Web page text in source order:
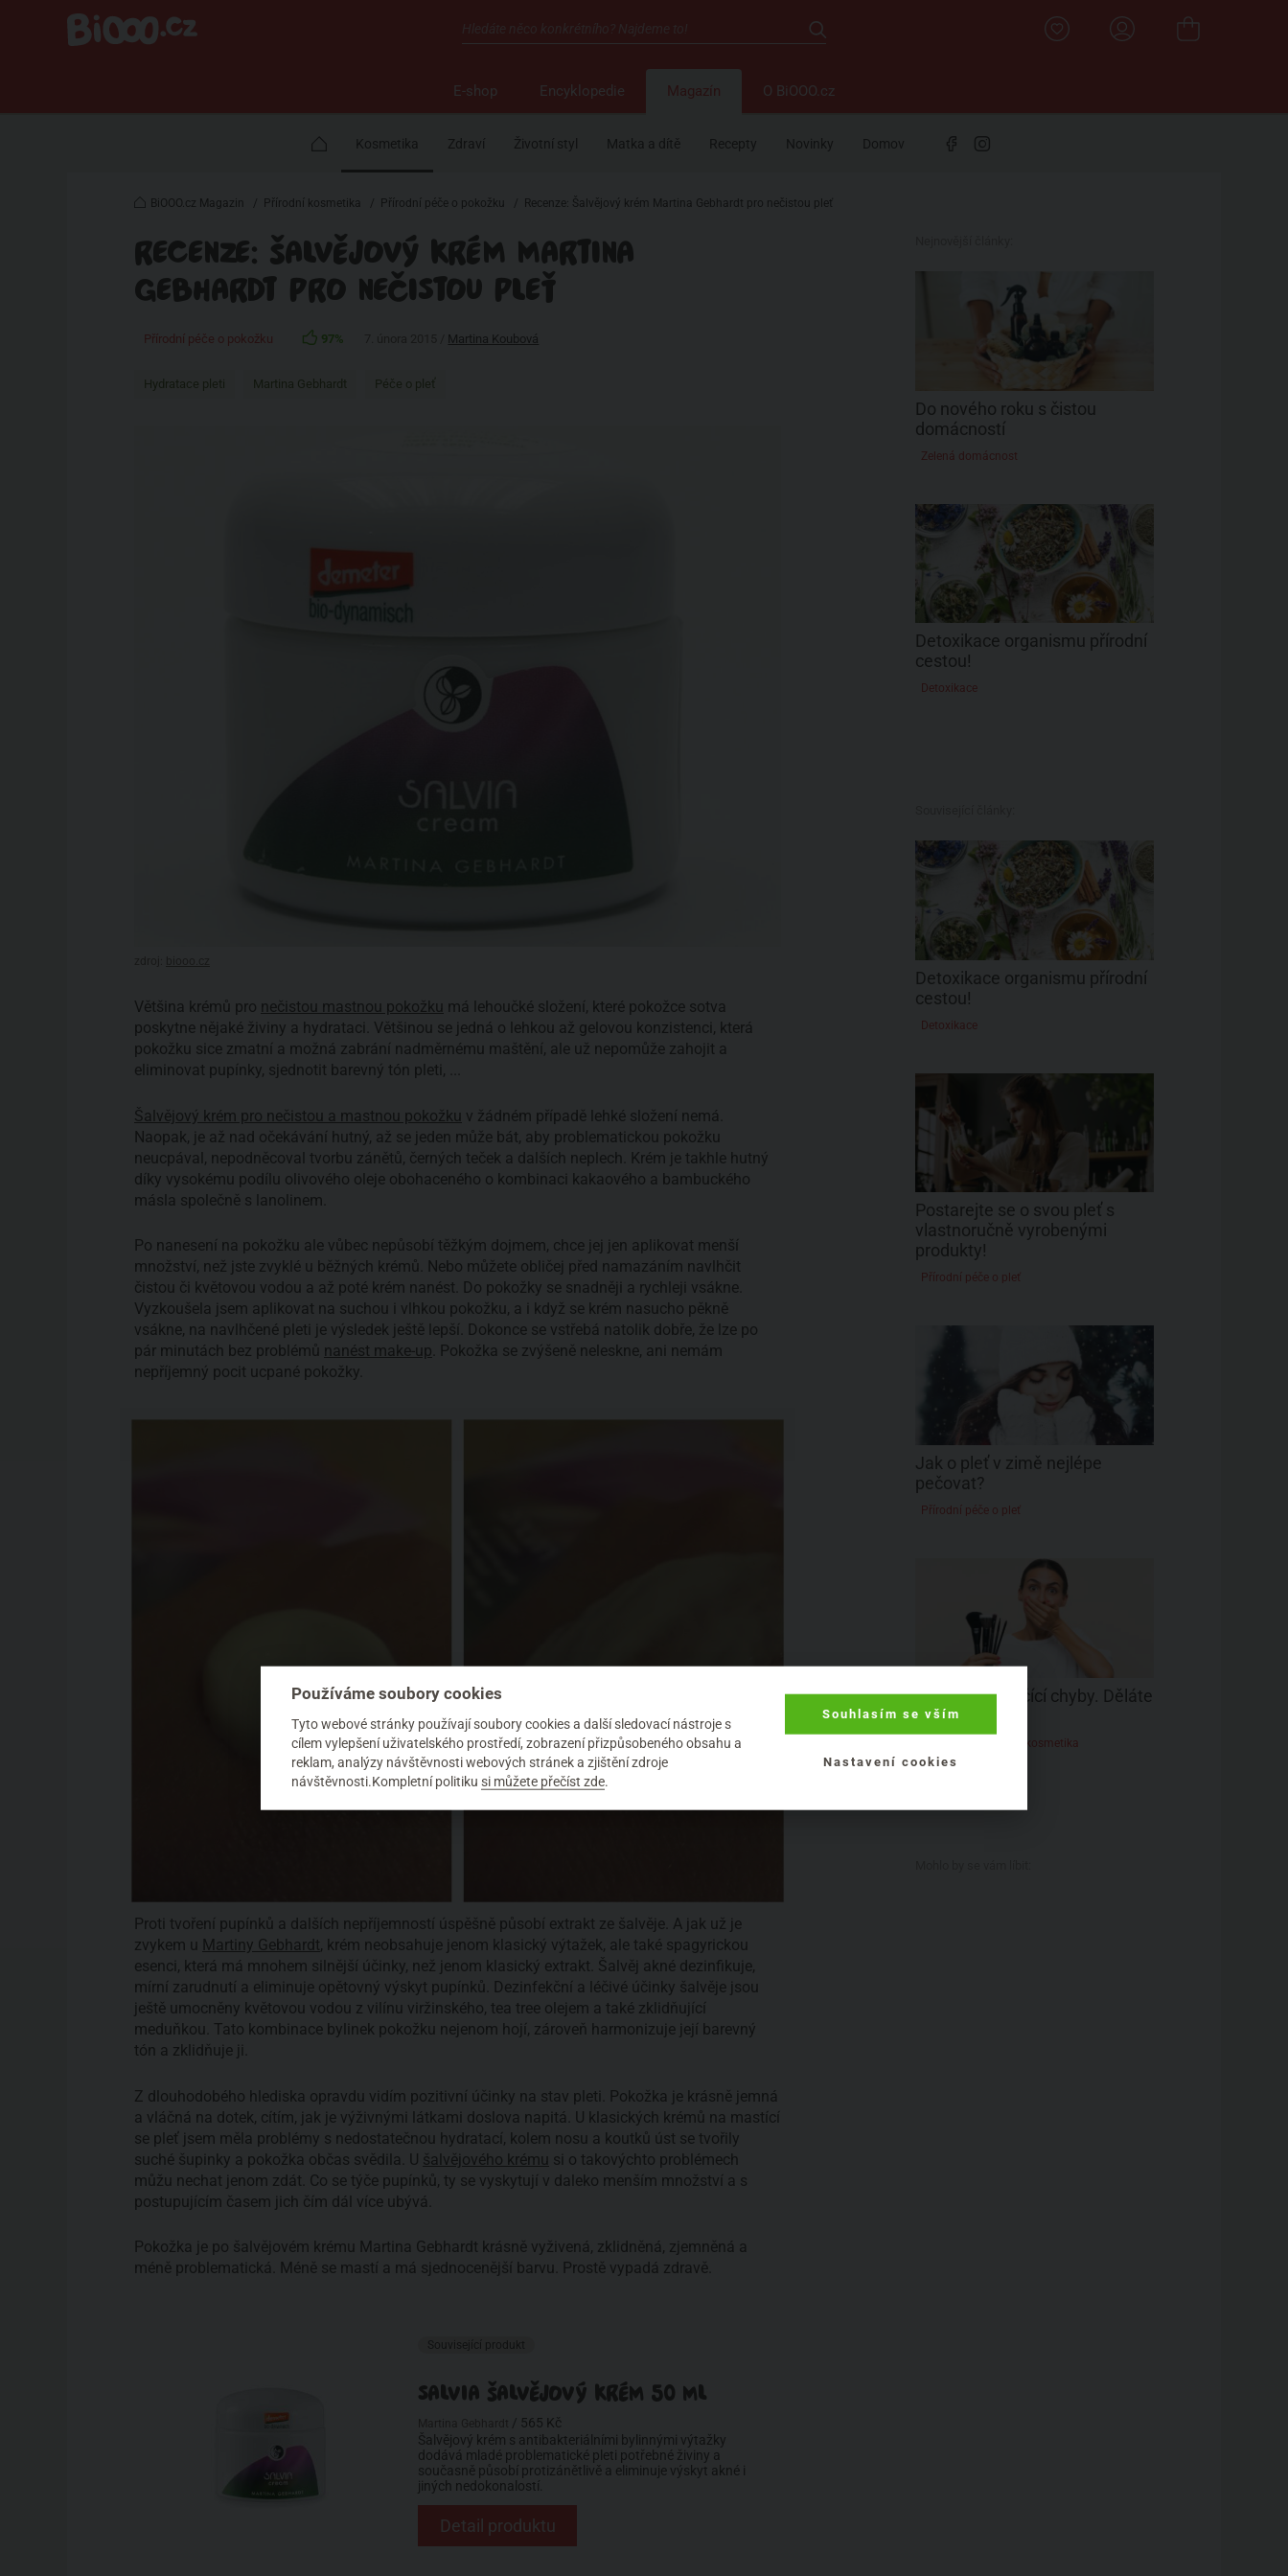
E-shop Encyklopedie Magazín O BiOOO.cz
Kosmetika Zdraví Životní styl Matka a dítě Recepty Novinky Domov
BiOOO.cz Magazin / Přírodní kosmetika / Přírodní péče o pokožku / Recenze: Šalvějový krém Martina Gebhardt pro nečistou pleť
RECENZE: ŠALVĚJOVÝ KRÉM MARTINA
GEBHARDT PRO NEČISTOU PLEŤ
Přírodní péče o pokožku 97% Martina Koubová
Hydratace pleti Martina Gebhardt Péče o pleť
Většina krémů pro nečistou mastnou pokožku má lehoučké složení, které pokožce sotva
poskytne nějaké živiny a hydrataci. Většinou se jedná o lehkou až gelovou konzistenci, která
pokožku sice zmatní a možná zabrání nadměrnému maštění, ale už nepomůže zahojit a
eliminovat pupínky, sjednotit barevný tón pleti, ...
Šalvějový krém pro nečistou a mastnou pokožku v žádném případě lehké složení nemá.
Naopak, je až nad očekávání hutný, až se jeden může bát, aby problematickou pokožku
neucpával, nepodněcoval tvorbu zánětů, černých teček a dalších neplech. Krém je takhle hutný
díky vysokému podílu olivového oleje obohaceného o kombinaci kakaového a bambuckého
másla společně s lanolinem.
Po nanesení na pokožku ale vůbec nepůsobí těžkým dojmem, chce jej jen aplikovat menší
množství, než jste zvyklé u běžných krémů. Nebo můžete obličej před namazáním navlhčit
čistou či květovou vodou a až poté krém nanést. Do pokožky se snadněji a rychleji vsákne.
Vyzkoušela jsem aplikovat na suchou i vlhkou pokožku, a i když se krém nasucho pěkně
vsákne, na navlhčené pleti je výsledek ještě lepší. Dokonce se vstřebá natolik dobře, že lze po
pár minutách bez problémů nanést make-up . Pokožka se zvýšeně neleskne, ani nemám
nepříjemný pocit ucpané pokožky.
Proti tvoření pupínků a dalších nepříjemností úspěšně působí extrakt ze šalvěje. A jak už je
zvykem u Martiny Gebhardt, krém neobsahuje jenom klasický výtažek, ale také spagyrickou
esenci, která má mnohem silnější účinky, než jenom klasický extrakt. Šalvěj akné dezinfikuje,
mírní zarudnutí a eliminuje opětovný výskyt pupínků. Dezinfekční a léčivé účinky šalvěje jsou
ještě umocněny květovou vodou z vilínu viržinského, tea tree olejem a také zklidňující
meduňkou. Tato kombinace bylinek pokožku nejenom hojí, zároveň harmonizuje její barevný
tón a zklidňuje ji.
Z dlouhodobého hlediska opravdu vidím pozitivní účinky na stav pleti. Pokožka je krásně jemná
a vláčná na dotek, cítím, jak je výživnými látkami doslova napitá. U klasických krémů na mastící
se pleť jsem měla problémy s nedostatečnou hydratací, kolem nosu a koutků úst se tvořily
suché šupinky a pokožka občas svědila. U šalvějového krému si o takovýchto problémech
můžu nechat jenom zdát. Co se týče pupínků, ty se vyskytují v daleko menším množství a s
postupujícím časem jich čím dál více ubývá.
Pokožka je po šalvějovém krému Martina Gebhardt krásně vyživená, zklidněná, zjemněná a
méně problematická. Méně se mastí a má sjednocenější barvu. Prostě vypadá zdravě.
SALVIA ŠALVĚJOVÝ KRÉM 50 ML
/ 565 Kč
Šalvějový krém s antibakteriálními bylinnými výtažky
dodává mladé problematické pleti potřebné živiny a
současně působí protizánětlivě a eliminuje výskyt akné i
jiných nedokonalostí.
Detail produktu
Do nového roku s čistou
domácností
Zelená domácnost
Detoxikace organismu přírodní
cestou!
Detoxikace
Detoxikace organismu přírodní
cestou!
Detoxikace
Postarejte se o svou pleť s
vlastnoručně vyrobenými
produkty!
Přírodní péče o pleť
Jak o pleť v zimě nejlépe
pečovat?
Přírodní péče o pleť
4 nejčastější líčící chyby. Děláte
je taky?
Přírodní dekorativní kosmetika
Používáme soubory cookies
Tyto webové stránky používají soubory cookies a další sledovací nástroje s
cílem vylepšení uživatelského prostředí, zobrazení přizpůsobeného obsahu a
reklam, analýzy návštěvnosti webových stránek a zjištění zdroje
návštěvnosti.Kompletní politiku si můžete přečíst zde.
Souhlasím se vším
Nastavení cookies